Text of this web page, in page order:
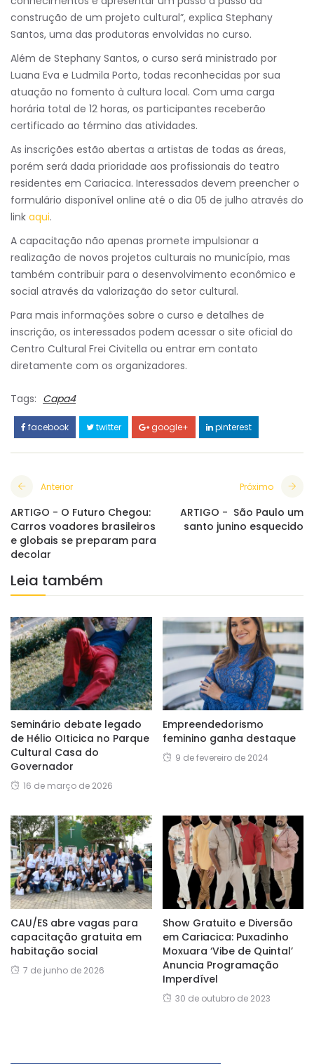
construção de um projeto cultural”, explica Stephany
Santos, uma das produtoras envolvidas no curso.
Além de Stephany Santos, o curso será ministrado por
Luana Eva e Ludmila Porto, todas reconhecidas por sua
atuação no fomento à cultura local. Com uma carga
horária total de 12 horas, os participantes receberão
certificado ao término das atividades.
As inscrições estão abertas a artistas de todas as áreas,
porém será dada prioridade aos profissionais do teatro
residentes em Cariacica. Interessados devem preencher o
formulário disponível online até o dia 05 de julho através do
link aqui.
A capacitação não apenas promete impulsionar a
realização de novos projetos culturais no município, mas
também contribuir para o desenvolvimento econômico e
social através da valorização do setor cultural.
Para mais informações sobre o curso e detalhes de
inscrição, os interessados podem acessar o site oficial do
Centro Cultural Frei Civitella ou entrar em contato
diretamente com os organizadores.
Tags: Capa4
facebook twitter google+ pinterest
Anterior
ARTIGO - O Futuro Chegou:
Carros voadores brasileiros
e globais se preparam para
decolar
Próximo
ARTIGO - São Paulo um
santo junino esquecido
Leia também
Seminário debate legado
de Hélio OIticica no Parque
Cultural Casa do
Governador
16 de março de 2026
Empreendedorismo
feminino ganha destaque
9 de fevereiro de 2024
CAU/ES abre vagas para
capacitação gratuita em
habitação social
7 de junho de 2026
Show Gratuito e Diversão
em Cariacica: Puxadinho
Moxuara ‘Vibe de Quintal’
Anuncia Programação
Imperdível
30 de outubro de 2023